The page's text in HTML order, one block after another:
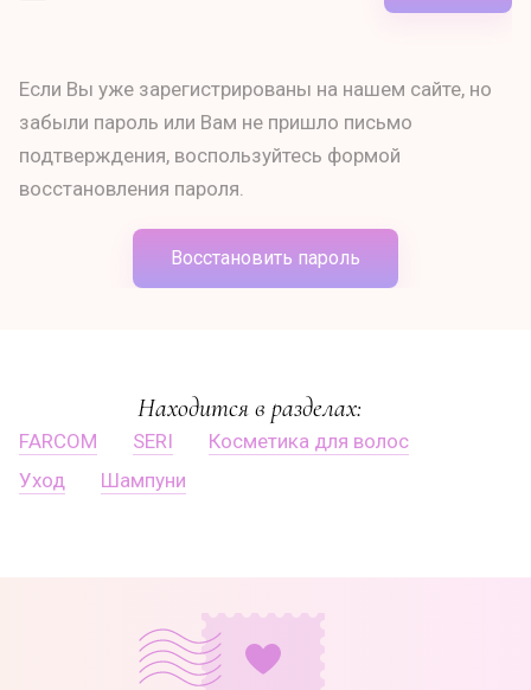
Если Вы уже зарегистрированы на нашем сайте, но
забыли пароль или Вам не пришло письмо
подтверждения, воспользуйтесь формой
восстановления пароля.
Восстановить пароль
Находится в разделах:
FARCOM SERI
Косметика для волос
Уход
Шампуни